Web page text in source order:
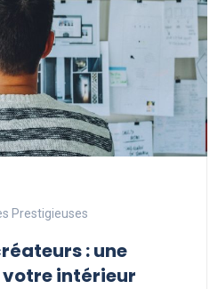
Prestigieuses
: une
intérieur